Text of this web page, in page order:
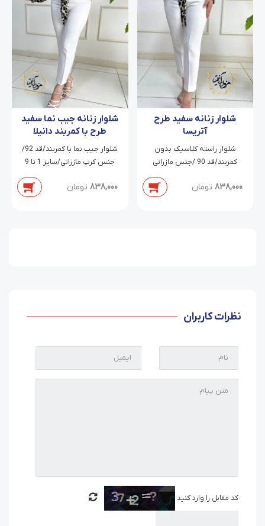
شلوار زنانه سفید طرح
آتریسا
شلوار راسته کلاسیک بدون
کمربند/قد 90 /جنس مازراتی
838,000 تومان
شلوار زنانه جیب نما سفید
طرح با کمربند دانیلا
شلوار جیب نما با کمربند/قد 92/
جنس کرپ مازراتی/سایز 1 تا 9
838,000 تومان
نظرات کاربران
کد مقابل را وارد کنید